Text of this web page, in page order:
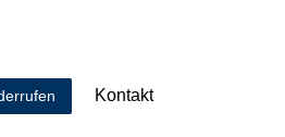
Kontakt